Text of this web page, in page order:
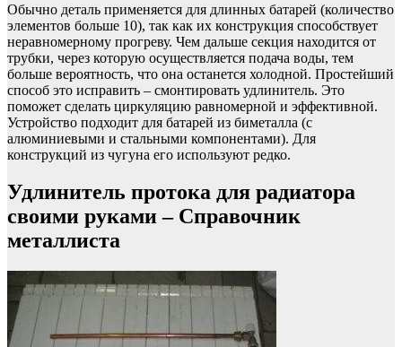
Обычно деталь применяется для длинных батарей (количество
элементов больше 10), так как их конструкция способствует
неравномерному прогреву. Чем дальше секция находится от
трубки, через которую осуществляется подача воды, тем
больше вероятность, что она останется холодной. Простейший
способ это исправить – смонтировать удлинитель. Это
поможет сделать циркуляцию равномерной и эффективной.
Устройство подходит для батарей из биметалла (с
алюминиевыми и стальными компонентами). Для
конструкций из чугуна его используют редко.
Удлинитель протока для радиатора
своими руками – Справочник
металлиста